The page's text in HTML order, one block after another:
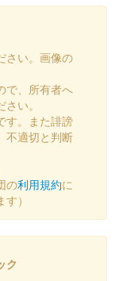
印の第4弾。文字
。2026年1月1日
記念 和
さい。画像の
で、所有者へ
い。
す。また誹謗
不適切と判断
の利用規約に
）
ク